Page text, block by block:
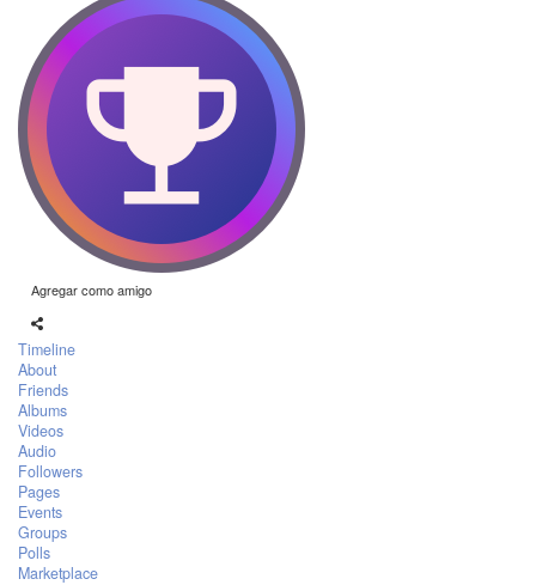
Agregar como amigo
Timeline
About
Friends
Albums
Videos
Audio
Followers
Pages
Events
Groups
Polls
Marketplace